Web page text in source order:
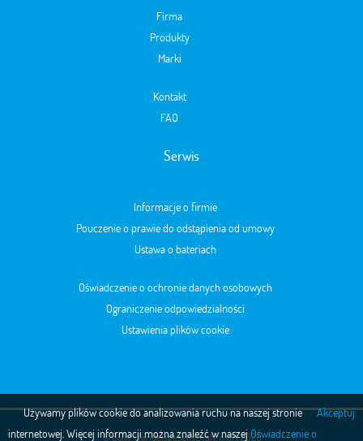
Firma
Produkty
Marki
Kontakt
FAQ
Serwis
Informacje o firmie
Pouczenie o prawie do odstąpienia od umowy
Ustawa o bateriach
Oświadczenie o ochronie danych osobowych
Ograniczenie odpowiedzialności
Ustawienia plików cookie
© B&W Handelsgesellschaft mbH 2026
Używamy plików cookie do analizowania ruchu na naszej stronie
internetowej. Więcej informacji można znaleźć w naszejOświadczenie o
Akceptuj